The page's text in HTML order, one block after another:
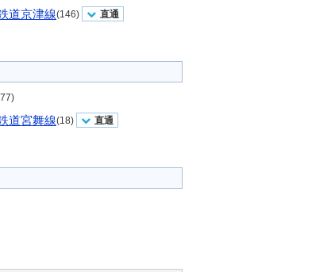
道京津線(146) 直通
道宮舞線(18) 直通